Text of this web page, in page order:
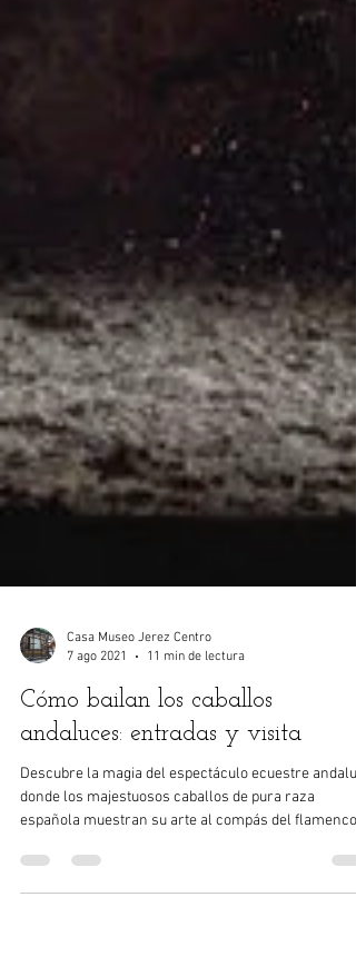
Casa Museo Jerez Centro
Cómo bailan los caballos
andaluces: entradas y visita
Descubre la magia del espectáculo ecuestre
donde los majestuosos caballos de pura raza